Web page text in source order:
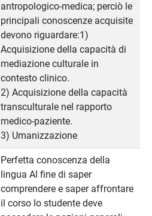
antropologico-medica; perciò le
principali conoscenze acquisite
devono riguardare:1)
Acquisizione della capacità di
mediazione culturale in
contesto clinico.
2) Acquisizione della capacità
transculturale nel rapporto
medico-paziente.
3) Umanizzazione
Perfetta conoscenza della
lingua Al fine di saper
comprendere e saper affrontare
il corso lo studente deve